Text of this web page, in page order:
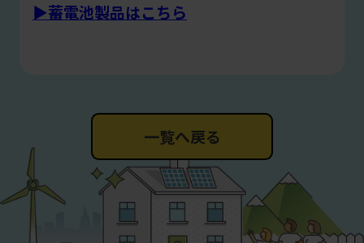
▶︎蓄電池製品はこちら
一覧へ戻る